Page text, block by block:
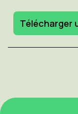
Télécharger